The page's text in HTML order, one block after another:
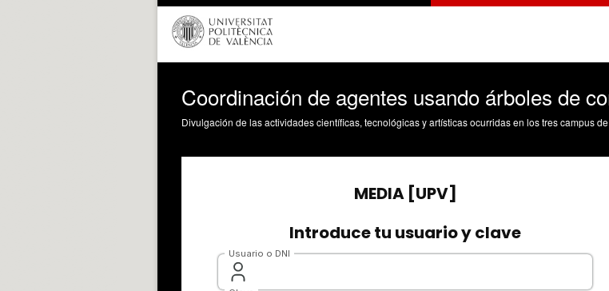
Coordinación de agentes usando árboles de
Divulgación de las actividades científicas, tecnológicas y artísticas ocurridas en los tres campus